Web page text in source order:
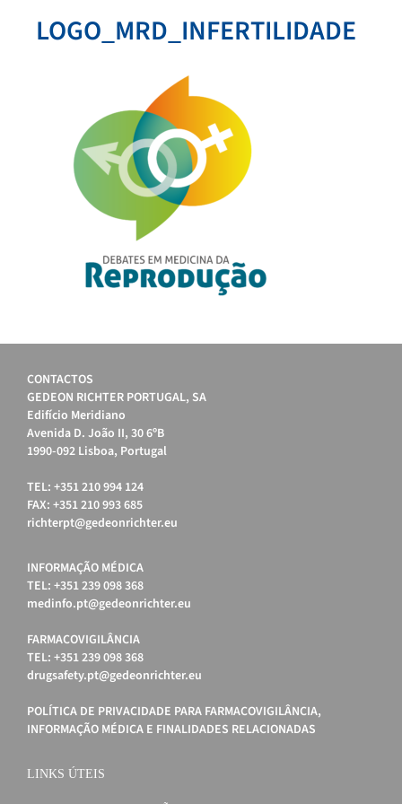
LOGO_MRD_INFERTILIDADE
CONTACTOS
GEDEON RICHTER PORTUGAL, SA
Edifício Meridiano
Avenida D. João II, 30 6ºB
1990-092 Lisboa, Portugal
TEL: +351 210 994 124
FAX: +351 210 993 685
richterpt@gedeonrichter.eu
INFORMAÇÃO MÉDICA
TEL: +351 239 098 368
medinfo.pt@gedeonrichter.eu
FARMACOVIGILÂNCIA
TEL: +351 239 098 368
drugsafety.pt@gedeonrichter.eu
POLÍTICA DE PRIVACIDADE PARA FARMACOVIGILÂNCIA,
INFORMAÇÃO MÉDICA E FINALIDADES RELACIONADAS
LINKS ÚTEIS